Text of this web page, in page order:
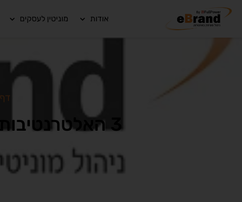
אודות מוניטין לעסקים
3 האלטרנטיבות הטובות ביותר לבדיקת קישורים נכנסים